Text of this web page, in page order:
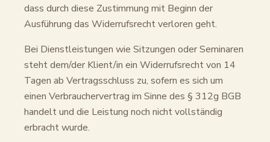
dass durch diese Zustimmung mit Beginn der
Ausführung das Widerrufsrecht verloren geht.
Bei Dienstleistungen wie Sitzungen oder Seminaren
steht dem/der Klient/in ein Widerrufsrecht von 14
Tagen ab Vertragsschluss zu, sofern es sich um
einen Verbrauchervertrag im Sinne des § 312g BGB
handelt und die Leistung noch nicht vollständig
erbracht wurde.